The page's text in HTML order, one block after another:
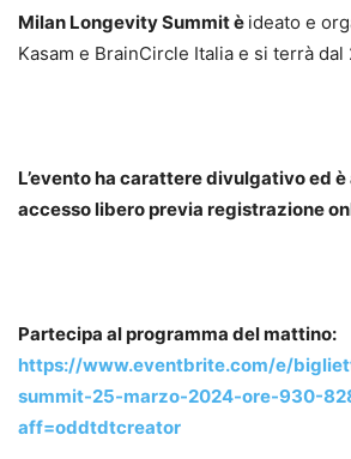
Milan Longevity Summit è ideato e
Kasam e BrainCircle Italia e si terrà dal
L’evento ha carattere divulgativo ed
accesso libero previa registrazione
Partecipa al programma del mattino:
https://www.eventbrite.com/e/
summit-25-marzo-2024-ore-930-
aff=oddtdtcreator